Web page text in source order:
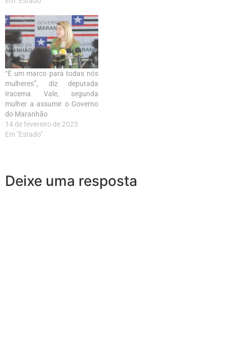
“É um marco para todas nós
mulheres”, diz deputada
Iracema Vale, segunda
mulher a assumir o Governo
do Maranhão
14 de fevereiro de 2023
Em "Estado"
Deixe uma resposta